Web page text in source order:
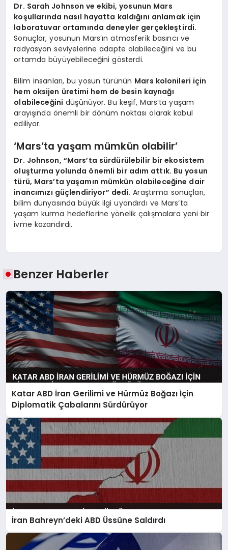
Dr. Sarah Johnson ve ekibi, yosunun Mars
koşullarında nasıl hayatta kaldığını anlamak için
laboratuvar ortamında deneyler gerçekleştirdi.
Sonuçlar, yosunun Mars’ın atmosferik basıncı ve
radyasyon seviyelerine adapte olabileceğini ve bu
ortamda büyüyebileceğini gösterdi.
Bilim insanları, bu yosun türünün Mars kolonileri için
hem oksijen üretimi hem de besin kaynağı
olabileceğini düşünüyor. Bu keşif, Mars’ta yaşam
arayışında önemli bir dönüm noktası olarak kabul
ediliyor.
‘Mars’ta yaşam mümkün olabilir’
Dr. Johnson, “Mars’ta sürdürülebilir bir ekosistem
oluşturma yolunda önemli bir adım attık. Bu yosun
türü, Mars’ta yaşamın mümkün olabileceğine dair
inancımızı güçlendiriyor” dedi. Araştırma sonuçları,
bilim dünyasında büyük ilgi uyandırdı ve Mars’ta
yaşam kurma hedeflerine yönelik çalışmalara yeni bir
ivme kazandırdı.
Benzer Haberler
Katar ABD İran Gerilimi ve Hürmüz Boğazı İçin
Diplomatik Çabalarını Sürdürüyor
İran Bahreyn’deki ABD Üssüne Saldırdı